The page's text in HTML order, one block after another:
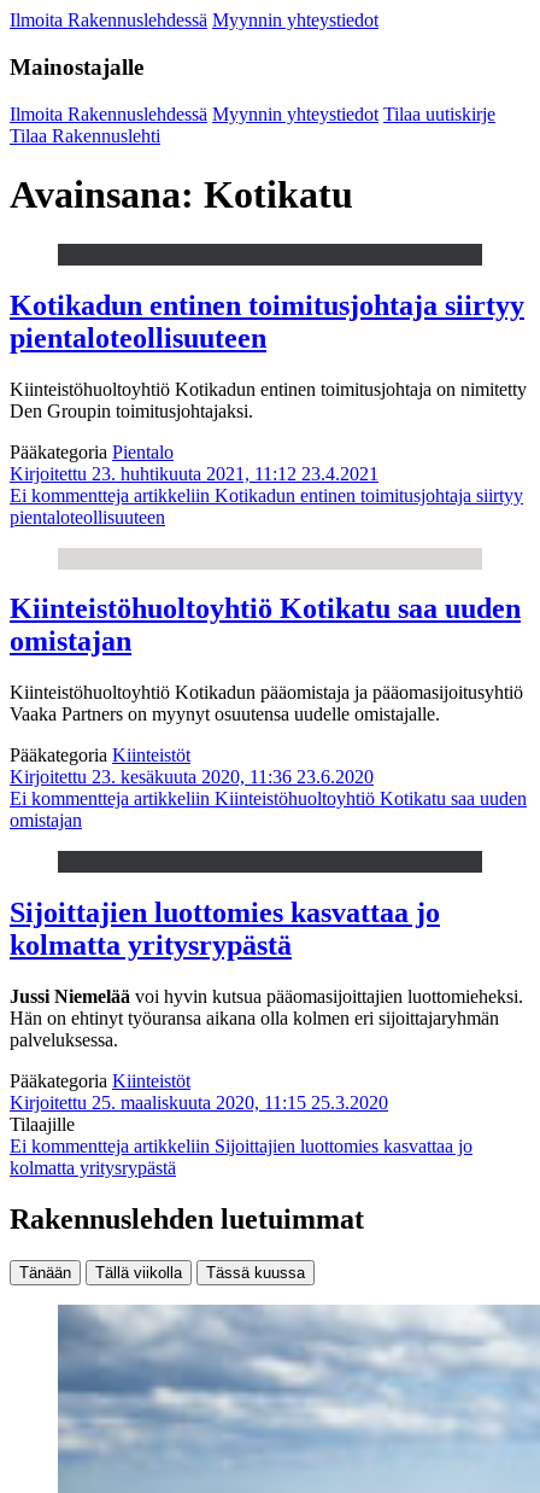
Ilmoita Rakennuslehdessä Myynnin yhteystiedot
Mainostajalle
Ilmoita Rakennuslehdessä Myynnin yhteystiedot Tilaa uutiskirje
Tilaa Rakennuslehti
Avainsana: Kotikatu
Kotikadun entinen toimitusjohtaja siirtyy
pientaloteollisuuteen
Kiinteistöhuoltoyhtiö Kotikadun entinen toimitusjohtaja on nimitetty
Den Groupin toimitusjohtajaksi.
Pääkategoria Pientalo
Kirjoitettu 23. huhtikuuta 2021, 11:12 23.4.2021
Ei kommentteja artikkeliin Kotikadun entinen toimitusjohtaja siirtyy
pientaloteollisuuteen
Kiinteistöhuoltoyhtiö Kotikatu saa uuden
omistajan
Kiinteistöhuoltoyhtiö Kotikadun pääomistaja ja pääomasijoitusyhtiö
Vaaka Partners on myynyt osuutensa uudelle omistajalle.
Pääkategoria Kiinteistöt
Kirjoitettu 23. kesäkuuta 2020, 11:36 23.6.2020
Ei kommentteja artikkeliin Kiinteistöhuoltoyhtiö Kotikatu saa uuden
omistajan
Sijoittajien luottomies kasvattaa jo
kolmatta yritysrypästä
Jussi Niemelää voi hyvin kutsua pääomasijoittajien luottomieheksi.
Hän on ehtinyt työuransa aikana olla kolmen eri sijoittajaryhmän
palveluksessa.
Pääkategoria Kiinteistöt
Kirjoitettu 25. maaliskuuta 2020, 11:15 25.3.2020
Tilaajille
Ei kommentteja artikkeliin Sijoittajien luottomies kasvattaa jo
kolmatta yritysrypästä
Rakennuslehden luetuimmat
Tänään Tällä viikolla Tässä kuussa